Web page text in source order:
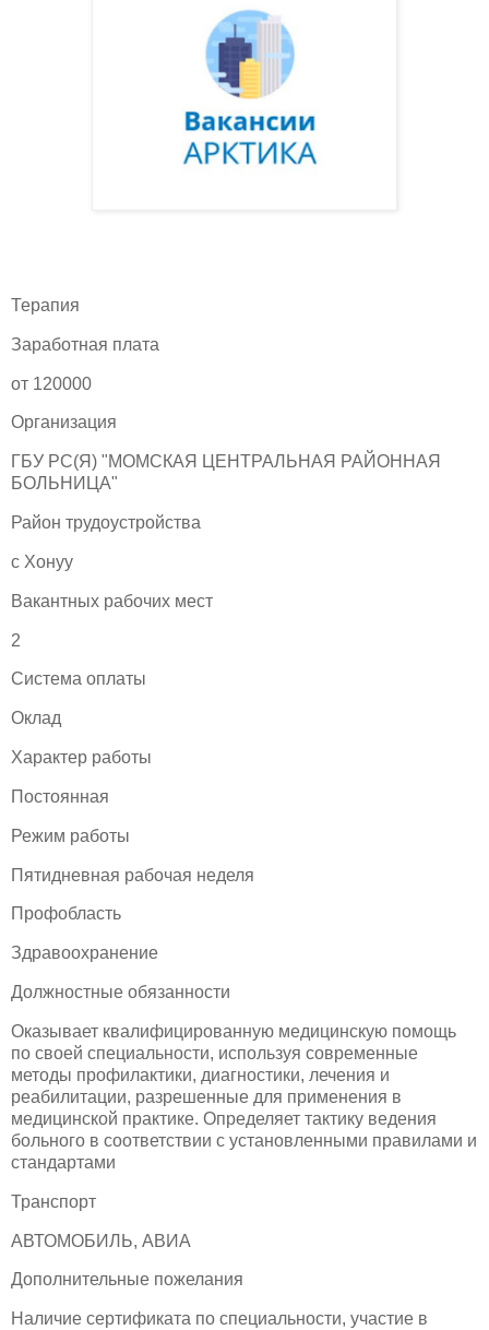
Терапия
Заработная плата
от 120000
Организация
ГБУ РС(Я) "МОМСКАЯ ЦЕНТРАЛЬНАЯ РАЙОННАЯ
БОЛЬНИЦА"
Район трудоустройства
с Хонуу
Вакантных рабочих мест
2
Система оплаты
Оклад
Характер работы
Постоянная
Режим работы
Пятидневная рабочая неделя
Профобласть
Здравоохранение
Должностные обязанности
Оказывает квалифицированную медицинскую помощь
по своей специальности, используя современные
методы профилактики, диагностики, лечения и
реабилитации, разрешенные для применения в
медицинской практике. Определяет тактику ведения
больного в соответствии с установленными правилами и
стандартами
Транспорт
АВТОМОБИЛЬ, АВИА
Дополнительные пожелания
Наличие сертификата по специальности, участие в